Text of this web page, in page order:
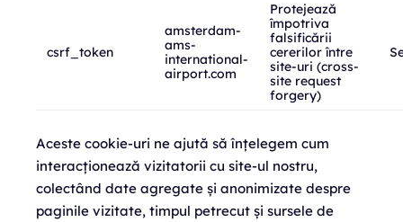
csrf_token
amsterdam-
ams-
international-
airport.com
Protejează
împotriva
falsificării
cererilor între
site-uri (cross-
site request
forgery)
Aceste cookie-uri ne ajută să înțelegem cum
interacționează vizitatorii cu site-ul nostru,
colectând date agregate și anonimizate despre
paginile vizitate, timpul petrecut și sursele de